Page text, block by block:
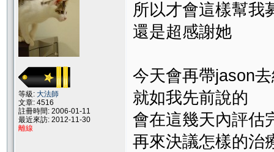
等級: 大法師
文章: 4516
註冊時間: 2006-01-11
最近來訪: 2012-11-30
離線
所以才會這樣幫我
還是超感謝她
今天會再帶jason
就如我先前說的
會在這幾天內評估
再來決議怎樣的治